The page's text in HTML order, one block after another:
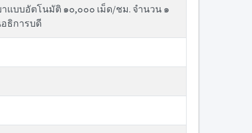
แบบอัตโนมัติ ๑๐,๐๐๐ เม็ด/ชม. จำนวน ๑
ธิการบดี